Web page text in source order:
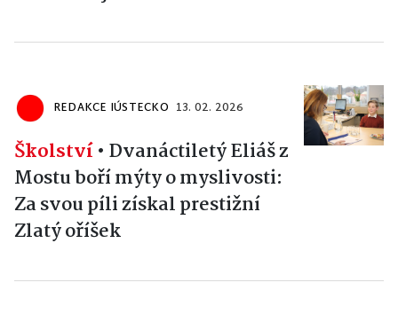
REDAKCE IÚSTECKO 13. 02. 2026
Školství• Dvanáctiletý Eliáš z
Mostu boří mýty o myslivosti:
Za svou píli získal prestižní
Zlatý oříšek